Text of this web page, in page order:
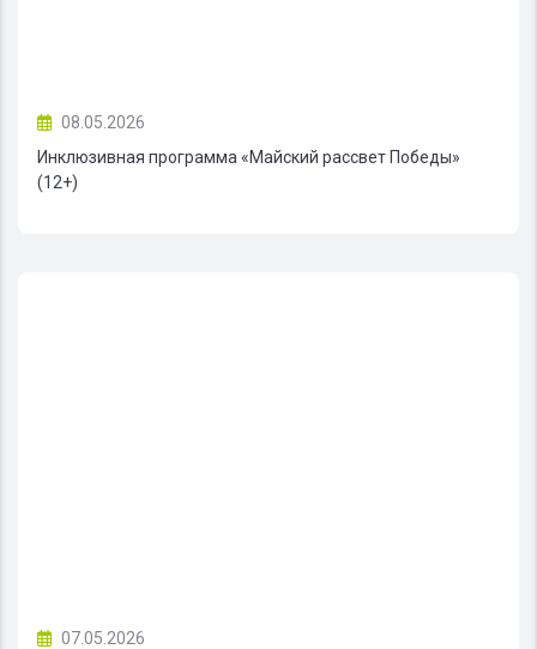
08.05.2026
Инклюзивная программа «Майский рассвет Победы»
(12+)
07.05.2026